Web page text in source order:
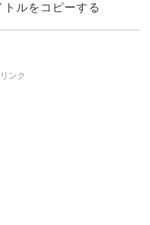
ルをコピーする
ンク